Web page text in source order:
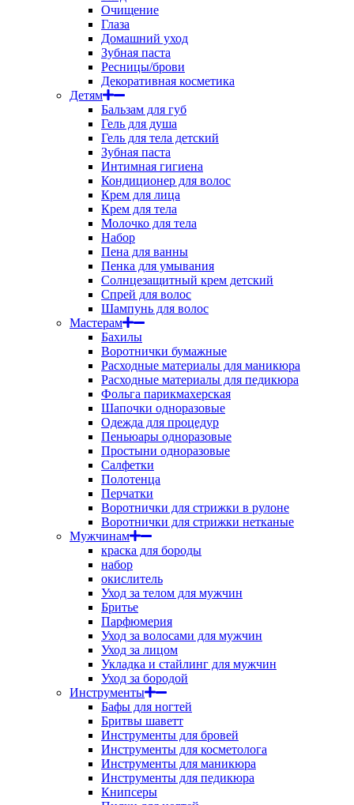
Очищение
Глаза
Домашний уход
Зубная паста
Ресницы/брови
Декоративная косметика
Детям
Бальзам для губ
Гель для душа
Гель для тела детский
Зубная паста
Интимная гигиена
Кондиционер для волос
Крем для лица
Крем для тела
Молочко для тела
Набор
Пена для ванны
Пенка для умывания
Солнцезащитный крем детский
Спрей для волос
Шампунь для волос
Мастерам
Бахилы
Воротнички бумажные
Расходные материалы для маникюра
Расходные материалы для педикюра
Фольга парикмахерская
Шапочки одноразовые
Одежда для процедур
Пеньюары одноразовые
Простыни одноразовые
Салфетки
Полотенца
Перчатки
Воротнички для стрижки в рулоне
Воротнички для стрижки нетканые
Мужчинам
краска для бороды
набор
окислитель
Уход за телом для мужчин
Бритье
Парфюмерия
Уход за волосами для мужчин
Уход за лицом
Укладка и стайлинг для мужчин
Уход за бородой
Инструменты
Бафы для ногтей
Бритвы шаветт
Инструменты для бровей
Инструменты для косметолога
Инструменты для маникюра
Инструменты для педикюра
Книпсеры